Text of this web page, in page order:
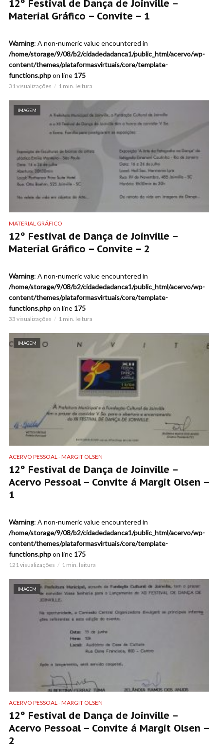
12º Festival de Dança de Joinville –
Material Gráfico – Convite – 1
Warning: A non-numeric value encountered in
/home/storage/9/08/b2/cidadedadanca1/public_html/acervo/wp-
content/themes/plataformasvirtuais/core/template-
functions.phpon line 175
31 visualizações 1 min. leitura
IMAGEM
MATERIAL GRÁFICO
12º Festival de Dança de Joinville –
Material Gráfico – Convite – 2
Warning: A non-numeric value encountered in
/home/storage/9/08/b2/cidadedadanca1/public_html/acervo/wp-
content/themes/plataformasvirtuais/core/template-
functions.phpon line 175
33 visualizações 1 min. leitura
IMAGEM
ACERVO PESSOAL - MARGIT OLSEN
12º Festival de Dança de Joinville –
Acervo Pessoal – Convite á Margit Olsen –
1
Warning: A non-numeric value encountered in
/home/storage/9/08/b2/cidadedadanca1/public_html/acervo/wp-
content/themes/plataformasvirtuais/core/template-
functions.phpon line 175
121 visualizações 1 min. leitura
IMAGEM
ACERVO PESSOAL - MARGIT OLSEN
12º Festival de Dança de Joinville –
Acervo Pessoal – Convite á Margit Olsen –
2